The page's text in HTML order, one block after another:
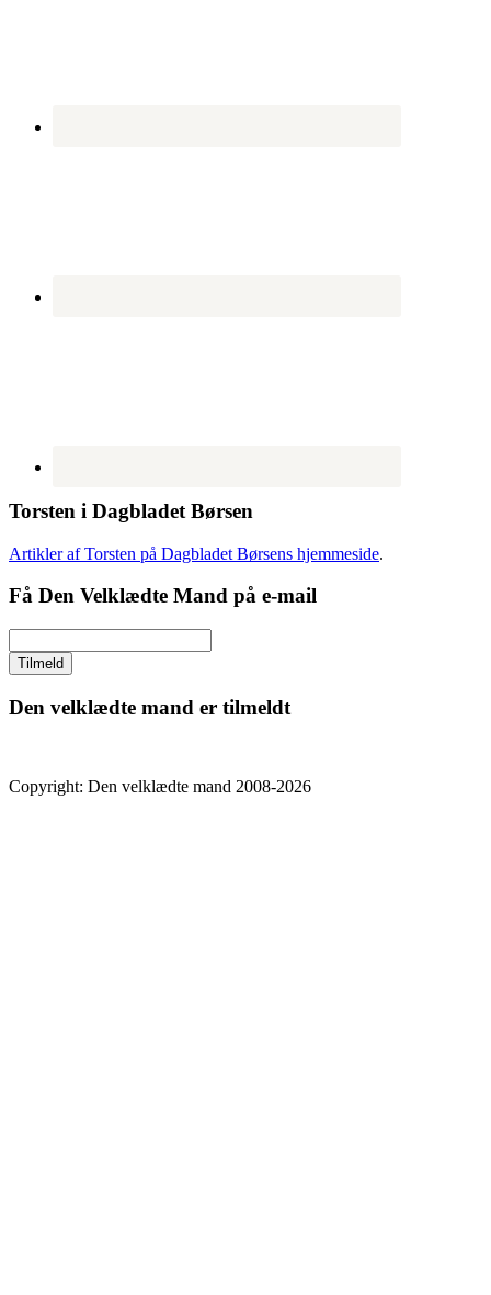
Torsten i Dagbladet Børsen
Artikler af Torsten på Dagbladet Børsens hjemmeside.
Få Den Velklædte Mand på e-mail
Den velklædte mand er tilmeldt
Copyright: Den velklædte mand 2008-2026